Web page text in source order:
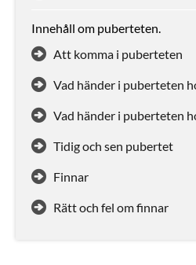
Innehåll om puberteten.
Att komma i puberteten
Vad händer i puberteten
Vad händer i puberteten
Tidig och sen pubertet
Finnar
Rätt och fel om finnar